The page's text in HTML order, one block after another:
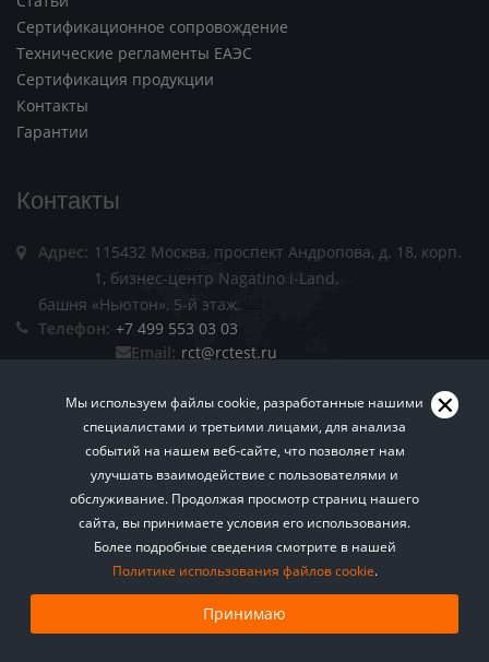
Хотите знать больше? Подписывайтесь на нашу
еженедельную рассылку о техническом
регулировании.
Подписаться
Мы используем файлы cookie, разработанные нашими
специалистами и третьими лицами, для анализа
событий на нашем веб-сайте, что позволяет нам
улучшать взаимодействие с пользователями и
обслуживание. Продолжая просмотр страниц нашего
сайта, вы принимаете условия его использования.
Более подробные сведения смотрите в нашей
Политике использования файлов cookie.
Принимаю
Сертификационное сопровождение
Технические регламенты ЕАЭС
Сертификация продукции
Контакты
Гарантии
Контакты
Адрес: 115432 Москва, проспект Андропова, д. 18, корп.
1, бизнес-центр Nagatino i-Land,
башня «Ньютон», 5-й этаж.
Телефон: +7 499 553 03 03
Email: rct@rctest.ru
Пользовательское соглашение. Политика
конфиденциальности. Правила копирования
Все права защищены © 2026
Агентство РСТ